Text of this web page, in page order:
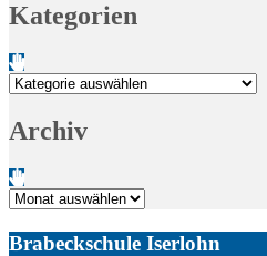
Kategorien
Kategorien
Archiv
Archiv
Brabeckschule Iserlohn